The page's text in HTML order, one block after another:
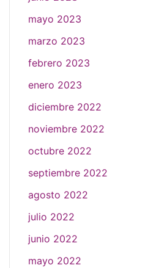
mayo 2023
marzo 2023
febrero 2023
enero 2023
diciembre 2022
noviembre 2022
octubre 2022
septiembre 2022
agosto 2022
julio 2022
junio 2022
mayo 2022